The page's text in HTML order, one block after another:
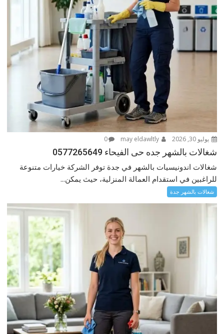
يوليو 30, 2026 may eldawltly
0
شغالات بالشهر جده حى الفيحاء 0577265649
شغالات اندونيسيات بالشهر في جدة توفر الشركة خيارات متنوعة
للراغبين في استقدام العمالة المنزلية، حيث يمكن...
شغالات بالشهر جدة